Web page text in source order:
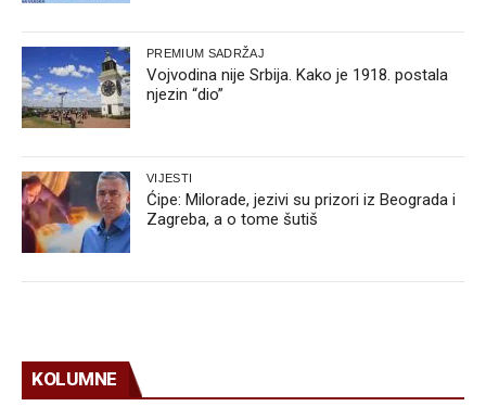
PREMIUM SADRŽAJ
Vojvodina nije Srbija. Kako je 1918. postala
njezin “dio”
VIJESTI
Ćipe: Milorade, jezivi su prizori iz Beograda i
Zagreba, a o tome šutiš
KOLUMNE